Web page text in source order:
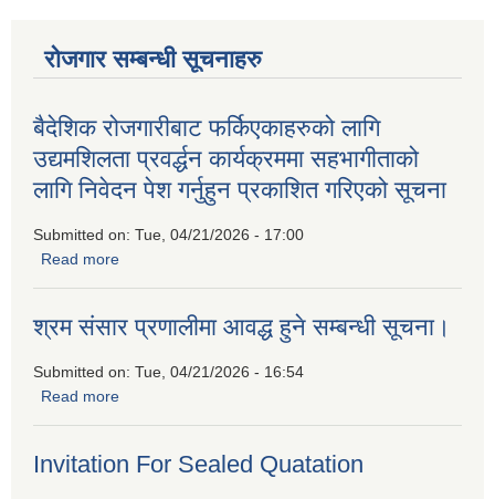
रोजगार सम्बन्धी सूचनाहरु
बैदेशिक रोजगारीबाट फर्किएकाहरुको लागि
उद्यमशिलता प्रवर्द्धन कार्यक्रममा सहभागीताको
लागि निवेदन पेश गर्नुहुन प्रकाशित गरिएको सूचना
Submitted on: Tue, 04/21/2026 - 17:00
Read more
श्रम संसार प्रणालीमा आवद्ध हुने सम्बन्धी सूचना।
Submitted on: Tue, 04/21/2026 - 16:54
Read more
Invitation For Sealed Quatation